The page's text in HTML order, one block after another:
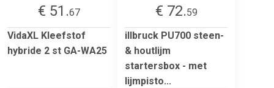
€ 51.67
VidaXL Kleefstof
hybride 2 st GA-WA25
€ 72.59
illbruck PU700 steen-
& houtlijm
startersbox - met
lijmpisto...